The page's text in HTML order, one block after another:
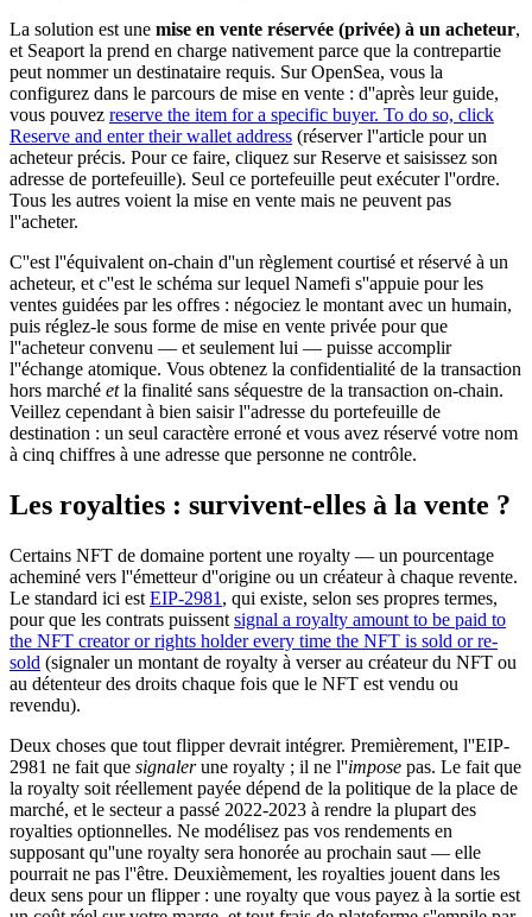
La solution est une mise en vente réservée (privée) à un acheteur,
et Seaport la prend en charge nativement parce que la contrepartie
peut nommer un destinataire requis. Sur OpenSea, vous la
configurez dans le parcours de mise en vente : d''après leur guide,
vous pouvez reserve the item for a specific buyer. To do so, click
Reserve and enter their wallet address (réserver l''article pour un
acheteur précis. Pour ce faire, cliquez sur Reserve et saisissez son
adresse de portefeuille). Seul ce portefeuille peut exécuter l''ordre.
Tous les autres voient la mise en vente mais ne peuvent pas
l''acheter.
C''est l''équivalent on-chain d''un règlement courtisé et réservé à un
acheteur, et c''est le schéma sur lequel Namefi s''appuie pour les
ventes guidées par les offres : négociez le montant avec un humain,
puis réglez-le sous forme de mise en vente privée pour que
l''acheteur convenu — et seulement lui — puisse accomplir
l''échange atomique. Vous obtenez la confidentialité de la transaction
hors marché etla finalité sans séquestre de la transaction on-chain.
Veillez cependant à bien saisir l''adresse du portefeuille de
destination : un seul caractère erroné et vous avez réservé votre nom
à cinq chiffres à une adresse que personne ne contrôle.
Les royalties : survivent-elles à la vente ?
Certains NFT de domaine portent une royalty — un pourcentage
acheminé vers l''émetteur d''origine ou un créateur à chaque revente.
Le standard ici est EIP-2981 , qui existe, selon ses propres termes,
pour que les contrats puissent signal a royalty amount to be paid to
the NFT creator or rights holder every time the NFT is sold or re-
sold (signaler un montant de royalty à verser au créateur du NFT ou
au détenteur des droits chaque fois que le NFT est vendu ou
revendu).
Deux choses que tout flipper devrait intégrer. Premièrement, l''EIP-
2981 ne fait que signalerune royalty ; il ne l''impose pas. Le fait que
la royalty soit réellement payée dépend de la politique de la place de
marché, et le secteur a passé 2022-2023 à rendre la plupart des
royalties optionnelles. Ne modélisez pas vos rendements en
supposant qu''une royalty sera honorée au prochain saut — elle
pourrait ne pas l''être. Deuxièmement, les royalties jouent dans les
deux sens pour un flipper : une royalty que vous payez à la sortie est